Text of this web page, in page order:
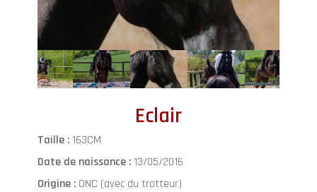
Eclair
Taille : 163CM
Date de naissance : 13/05/2016
Origine : ONC (avec du trotteur)